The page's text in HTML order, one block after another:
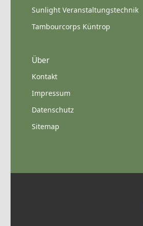
Sunlight Veranstaltungstechnik
Tambourcorps Küntrop
Über
Kontakt
Impressum
Datenschutz
Sitemap